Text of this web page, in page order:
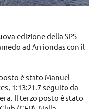
edizione della SPS
ad Arriondas con il
è stato Manuel
1:13:21.7 seguito da
Il terzo posto è stato